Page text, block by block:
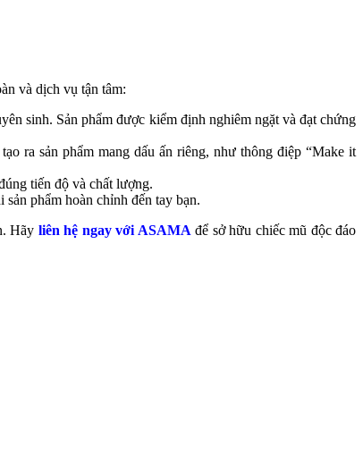
và dịch vụ tận tâm:
sinh. Sản phẩm được kiểm định nghiêm ngặt và đạt chứng
ra sản phẩm mang dấu ấn riêng, như thông điệp “Make it
tiến độ và chất lượng.
phẩm hoàn chỉnh đến tay bạn.
Hãy liên hệ ngay với ASAMA để sở hữu chiếc mũ độc đáo